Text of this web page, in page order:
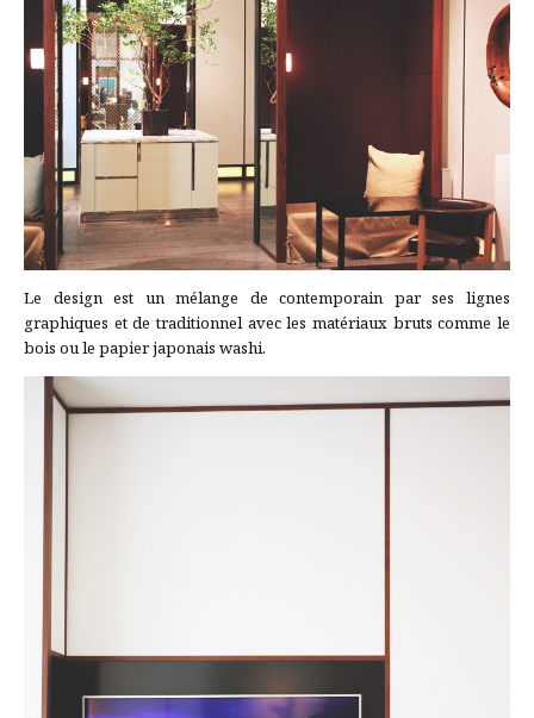
Le design est un mélange de contemporain par ses lignes
graphiques et de traditionnel avec les matériaux bruts comme le
bois ou le papier japonais washi.